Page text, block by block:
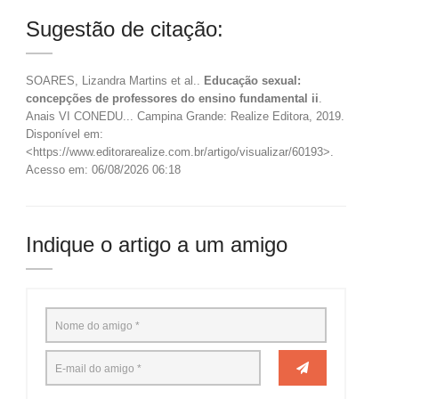
Sugestão de citação:
SOARES, Lizandra Martins et al.. Educação sexual:
concepções de professores do ensino fundamental ii.
Anais VI CONEDU... Campina Grande: Realize Editora, 2019.
Disponível em:
<https://www.editorarealize.com.br/artigo/visualizar/60193>.
Acesso em: 06/08/2026 06:18
Indique o artigo a um amigo